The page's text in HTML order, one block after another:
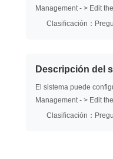
Management - > Edit
Clasificación：
Descripción del
El sistema puede
Management - > Edit
Clasificación：